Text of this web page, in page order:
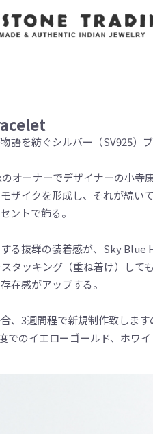
語を紡ぐシルバー（SV925）ブ
オーナーでデザイナーの小寺
ザイクを形成し、それが続いて
ントで飾る。
る抜群の装着感が、Sky Blue
タッキング（重ね着け）して
在感がアップする。
、3週間程で新規制作致します
でのイエローゴールド、ホワ